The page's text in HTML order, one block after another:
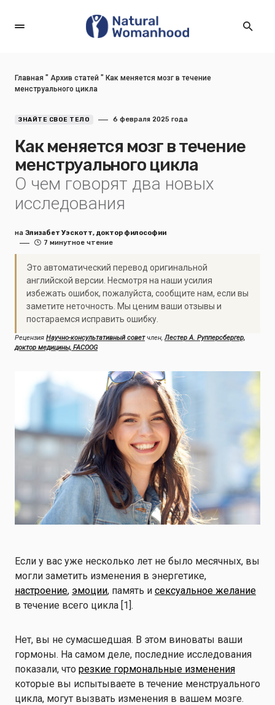
Главная " Архив статей " Как меняется мозг в течение
менструального цикла
ЗНАЙТЕ СВОЕ ТЕЛО 6 февраля 2025 года
Как меняется мозг в течение
менструального цикла
О чем говорят два новых
исследования
на Элизабет Уэскотт, доктор философии
7 минутное чтение
Это автоматический перевод оригинальной
английской версии. Несмотря на наши усилия
избежать ошибок, пожалуйста, сообщите нам, если вы
заметите неточность. Мы ценим ваши отзывы и
постараемся исправить ошибку.
Рецензия Научно-консультативный советчлен,Лестер А. Рупперсбергер,
доктор медицины, FACOOG
Если у вас уже несколько лет не было месячных, вы
могли заметить изменения в энергетике,
настроение, эмоции, память и сексуальное желание
в течение всего цикла [1].
Нет, вы не сумасшедшая. В этом виноваты ваши
гормоны. На самом деле, последние исследования
показали, что резкие гормональные изменения
которые вы испытываете в течение менструального
цикла, могут вызвать изменения в вашем мозге.